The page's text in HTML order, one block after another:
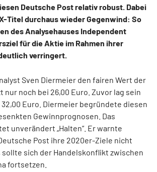
Deutsche Post relativ robust. Dabei
Titel durchaus wieder Gegenwind: So
des Analysehauses Independent
für die Aktie im Rahmen ihrer
verringert.
Sven Diermeier den fairen Wert der
nur noch bei 26,00 Euro. Zuvor lag sein
Euro. Diermeier begründete diesen
Gewinnprognosen. Das
unverändert „Halten“. Er warnte
Post ihre 2020er-Ziele nicht
sich der Handelskonflikt zwischen
fortsetzen.